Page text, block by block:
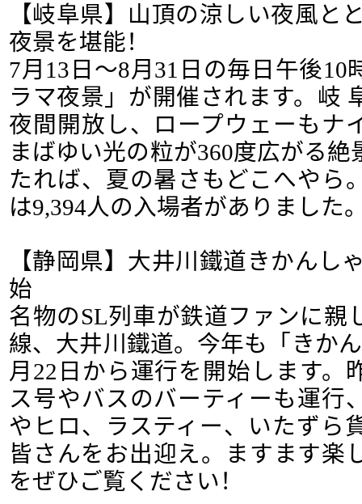
【岐阜県】山頂の涼しい夜風と
夜景を堪能！
7月13日～8月31日の毎日午後10
ラマ夜景」が開催されます。岐
夜間開放し、ロープウェーもナ
まばゆい光の粒が360度広がる
たれば、夏の暑さもどこへやら
は9,394人の入場者がありました
【静岡県】大井川鐵道きかんし
始
名物のSL列車が鉄道ファンに親
線、大井川鐵道。今年も「きか
月22日から運行を開始します。
ス号やバスのバーティーも運行
やヒロ、ラスティー、いたずら
皆さんをお出迎え。ますます楽
をぜひご覧ください！